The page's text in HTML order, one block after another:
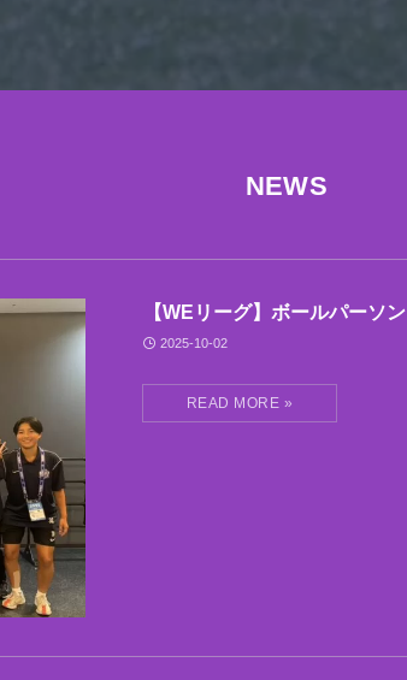
NEWS
【WEリーグ】ボールパーソン
2025-10-02